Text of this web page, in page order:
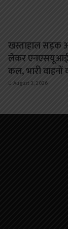
खस्ताहाल सड़क
लेकर एनएसयूआई
कल, भारी वाहनों
August 3, 2026